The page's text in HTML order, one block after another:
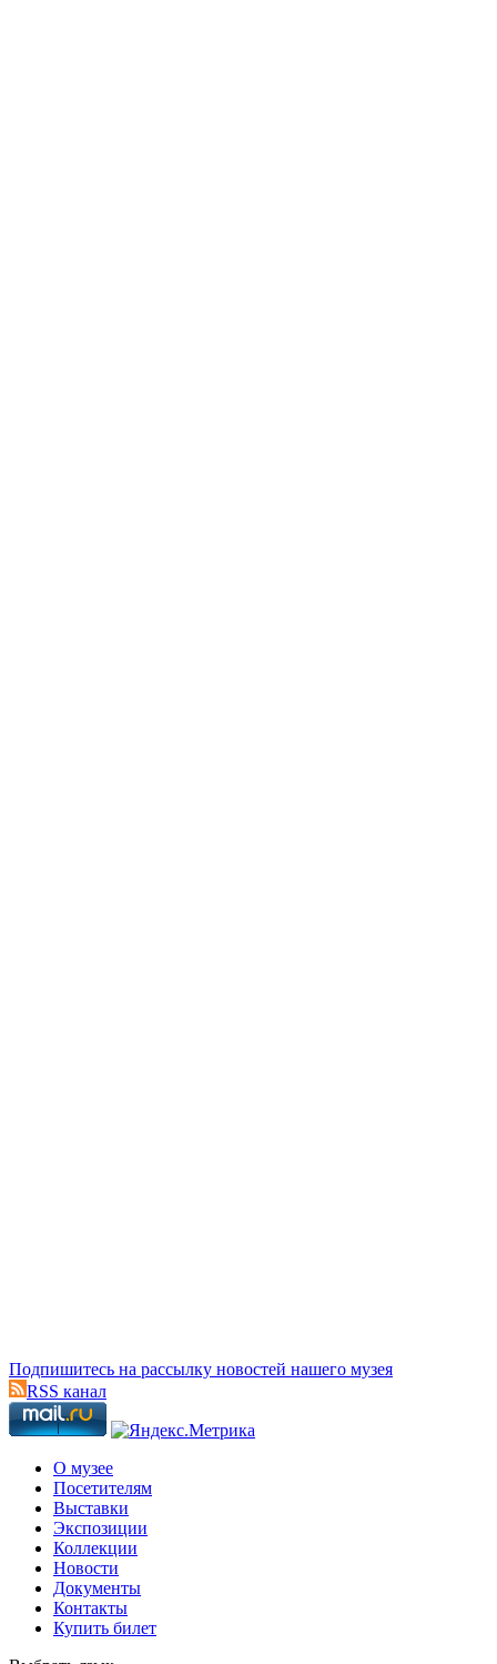
Подпишитесь на рассылку новостей нашего музея
RSS канал
О музее
Посетителям
Выставки
Экспозиции
Коллекции
Новости
Документы
Контакты
Купить билет